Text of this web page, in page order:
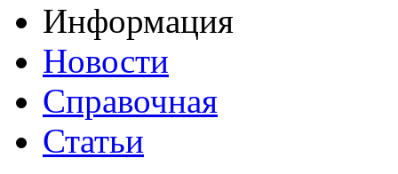
Информация
Новости
Справочная
Статьи